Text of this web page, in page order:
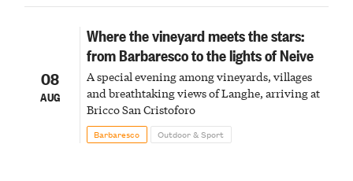
08
AUG
Where the vineyard meets the stars:
from Barbaresco to the lights of Neive
A special evening among vineyards, villages
and breathtaking views of Langhe, arriving at
Bricco San Cristoforo
Barbaresco Outdoor & Sport